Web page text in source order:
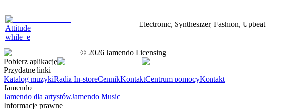
Attitude
while_e
Electronic, Synthesizer, Fashion, Upbeat
© 2026 Jamendo Licensing
Pobierz aplikację
Przydatne linki
Katalog muzykiRadia In-storeCennikKontaktCentrum pomocyKontakt
Jamendo
Jamendo dla artystówJamendo Music
Informacje prawne